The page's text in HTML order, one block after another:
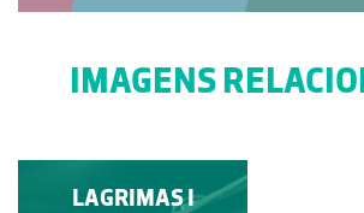
IMAGENS
LAGRIMAS I